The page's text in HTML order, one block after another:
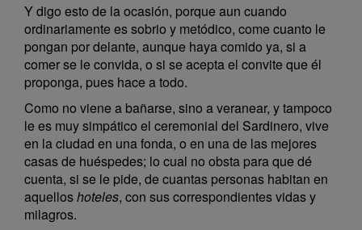
Y digo esto de la ocasión, porque aun cuando
ordinariamente es sobrio y metódico, come cuanto le
pongan por delante, aunque haya comido ya, si a
comer se le convida, o si se acepta el convite que él
proponga, pues hace a todo.
Como no viene a bañarse, sino a veranear, y tampoco
le es muy simpático el ceremonial del Sardinero, vive
en la ciudad en una fonda, o en una de las mejores
casas de huéspedes; lo cual no obsta para que dé
cuenta, si se le pide, de cuantas personas habitan en
aquelloshoteles, con sus correspondientes vidas y
milagros.